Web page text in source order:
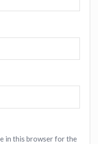
in this browser for the